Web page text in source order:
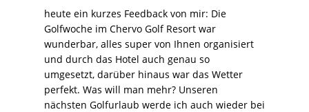
heute ein kurzes Feedback von mir: Die
Golfwoche im Chervo Golf Resort war
wunderbar, alles super von Ihnen organisiert
und durch das Hotel auch genau so
umgesetzt, darüber hinaus war das Wetter
perfekt. Was will man mehr? Unseren
nächsten Golfurlaub werde ich auch wieder bei